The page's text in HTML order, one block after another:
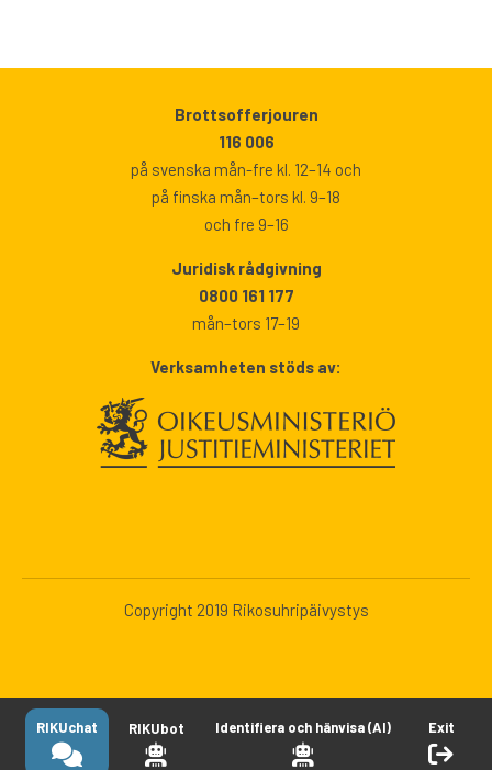
RIKUchat RIKUbot Identifiera och hänvisa (AI) Exit
Brottsofferjouren
116 006
på svenska mån-fre kl. 12–14 och
på finska mån–tors kl. 9–18
och fre 9–16
Juridisk rådgivning
0800 161 177
mån–tors 17–19
Verksamheten stöds av:
Copyright 2019 Rikosuhripäivystys